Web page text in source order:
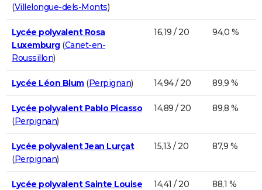
(Villelongue-dels-Monts)
Lycée polyvalent Rosa
Luxemburg(Canet-en-
Roussillon)
16,19 / 20 94,0 %
Lycée Léon Blum(Perpignan) 14,94 / 20 89,9 %
Lycée polyvalent Pablo Picasso
(Perpignan)
14,89 / 20 89,8 %
Lycée polyvalent Jean Lurçat
(Perpignan)
15,13 / 20 87,9 %
Lycée polyvalent Sainte Louise
14,41 / 20 88,1 %